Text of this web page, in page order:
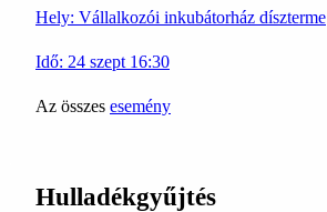
Hely: Vállalkozói inkubátorház díszterme
Idő: 24 szept 16:30
Az összes esemény
Hulladékgyűjtés